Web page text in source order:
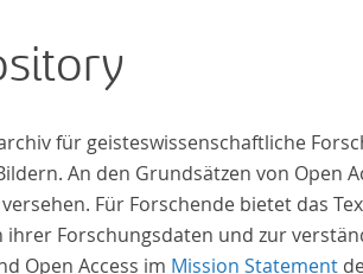
für geisteswissenschaftliche
An den Grundsätzen von Open
versehen. Für Forschende bietet das
Forschungsdaten und zur
Open Access im Mission Statement